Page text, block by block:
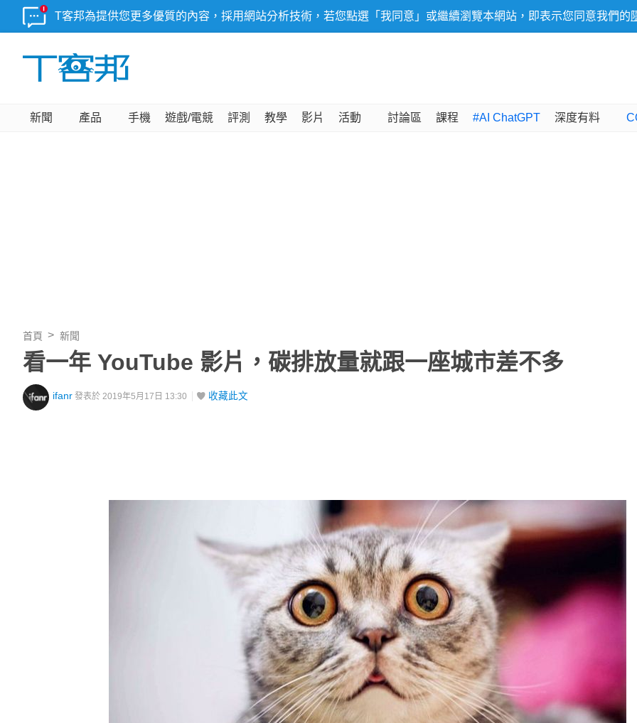
T客邦為提供您更多優質的內容，採用網站分析技術，若您點選「我同意」或繼續瀏覽本網站，即表示您同意我們的
新聞 產品 手機 遊戲/電競 評測 教學 影片 活動 討論區 課程 #AI ChatGPT 深度有料
首頁 新聞
看一年 YouTube 影片，碳排放量就跟一座城市差不多
ifanr 發表於 2019年5月17日 13:30 收藏此文